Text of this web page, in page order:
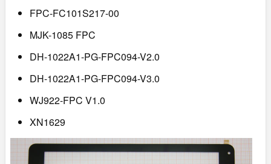
FPC-FC101S217-00
MJK-1085 FPC
DH-1022A1-PG-FPC094-V2.0
DH-1022A1-PG-FPC094-V3.0
WJ922-FPC V1.0
XN1629